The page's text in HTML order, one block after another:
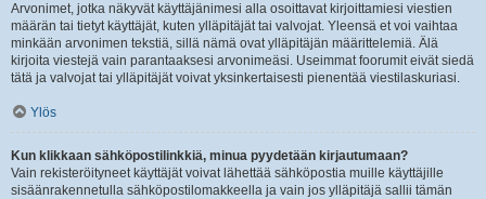
Arvonimet, jotka näkyvät käyttäjänimesi alla osoittavat kirjoittamiesi viestien
määrän tai tietyt käyttäjät, kuten ylläpitäjät tai valvojat. Yleensä et voi vaihtaa
minkään arvonimen tekstiä, sillä nämä ovat ylläpitäjän määrittelemiä. Älä
kirjoita viestejä vain parantaaksesi arvonimeäsi. Useimmat foorumit eivät siedä
tätä ja valvojat tai ylläpitäjät voivat yksinkertaisesti pienentää viestilaskuriasi.
Ylös
Kun klikkaan sähköpostilinkkiä, minua pyydetään kirjautumaan?
Vain rekisteröityneet käyttäjät voivat lähettää sähköpostia muille käyttäjille
sisäänrakennetulla sähköpostilomakkeella ja vain jos ylläpitäjä sallii tämän